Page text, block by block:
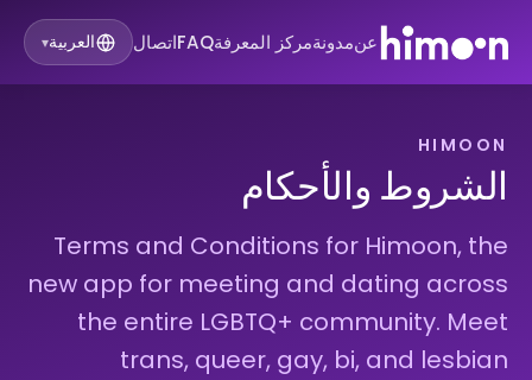
عنمدونةمركز المعرفةFAQاتصال العربية▾
HIMOON
الشروط والأحكام
Terms and Conditions for Himoon, the
new app for meeting and dating across
the entire LGBTQ+ community. Meet
trans, queer, gay, bi, and lesbian